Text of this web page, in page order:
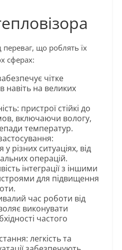
що роблять їх
сферах:
чітке
навіть на великих
пристрої стійкі до
включаючи вологу,
температур.
різних ситуаціях, від
операцій.
інтеграції з іншими
для підвищення
час роботи від
виконувати
частого
легкість та